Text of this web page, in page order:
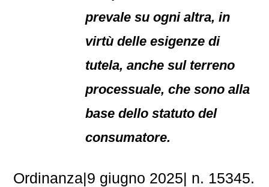
prevale su ogni altra, in
virtù delle esigenze di
tutela, anche sul terreno
processuale, che sono alla
base dello statuto del
consumatore.
Ordinanza|9 giugno 2025| n. 15345.